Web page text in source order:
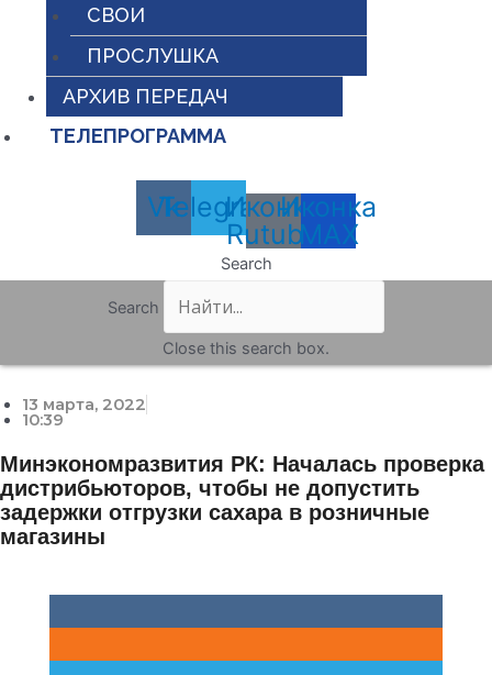
СВОИ
ПРОСЛУШКА
АРХИВ ПЕРЕДАЧ
ТЕЛЕПРОГРАММА
Vk
Telegram
Иконка
Rutube
Иконка
MAX
Search
Search
Close this search box.
13 марта, 2022
10:39
Минэкономразвития РК: Началась проверка
дистрибьюторов, чтобы не допустить
задержки отгрузки сахара в розничные
магазины